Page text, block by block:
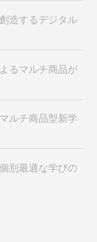
造するデジタル
るマルチ商品が
ルチ商品型新学
別最適な学びの